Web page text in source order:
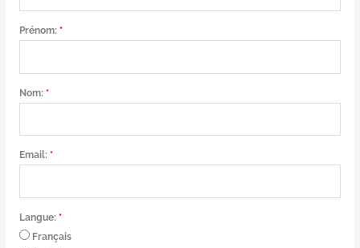
Prénom:*
Nom:*
Email:*
Langue:*
Français